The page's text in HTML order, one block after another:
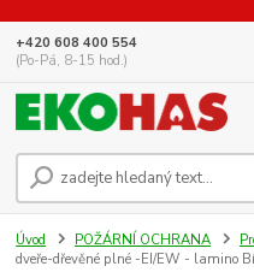
+420 608 400 554
(Po-Pá, 8-15 hod.)
Úvod POŽÁRNÍ OCHRANA
dveře-dřevěné plné -EI/EW - lamino